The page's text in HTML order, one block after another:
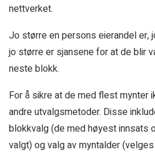
nettverket.
Jo større en persons eierandel er,
jo større er sjansene for at de blir
neste blokk.
For å sikre at de med flest mynter
andre utvalgsmetoder. Disse
blokkvalg (de med høyest innsats
valgt) og valg av myntalder